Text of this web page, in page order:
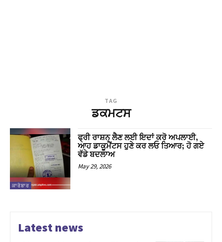
TAG
ਡਕਮਟਸ
ਕਾਰੋਬਾਰ
ਫ੍ਰੀ ਰਾਸ਼ਨ ਲੈਣ ਲਈ ਇਦਾਂ ਕਰੋ ਅਪਲਾਈ,
ਆਹ ਡਾਕੂਮੈਂਟਸ ਹੁਣੇ ਕਰ ਲਓ ਤਿਆਰ; ਹੋ ਗਏ
ਵੱਡੇ ਬਦਲਾਅ
May 29, 2026
Latest news